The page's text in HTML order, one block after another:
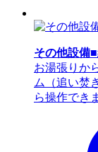
その他設備
お湯張りか
ム（追い焚
ら操作でき